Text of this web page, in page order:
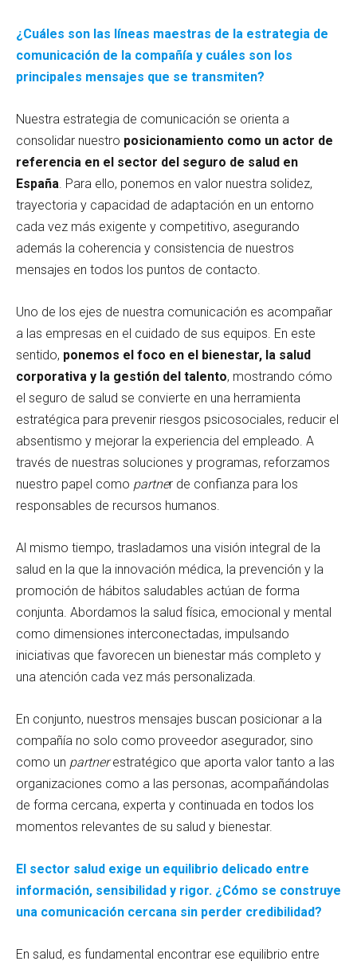
¿Cuáles son las líneas maestras de la estrategia de
comunicación de la compañía y cuáles son los
principales mensajes que se transmiten?
Nuestra estrategia de comunicación se orienta a
consolidar nuestro posicionamiento como un actor de
referencia en el sector del seguro de salud en
España . Para ello, ponemos en valor nuestra solidez,
trayectoria y capacidad de adaptación en un entorno
cada vez más exigente y competitivo, asegurando
además la coherencia y consistencia de nuestros
mensajes en todos los puntos de contacto.
Uno de los ejes de nuestra comunicación es acompañar
a las empresas en el cuidado de sus equipos. En este
sentido, ponemos el foco en el bienestar, la salud
corporativa y la gestión del talento, mostrando cómo
el seguro de salud se convierte en una herramienta
estratégica para prevenir riesgos psicosociales, reducir el
absentismo y mejorar la experiencia del empleado. A
través de nuestras soluciones y programas, reforzamos
nuestro papel como partner de confianza para los
responsables de recursos humanos.
Al mismo tiempo, trasladamos una visión integral de la
salud en la que la innovación médica, la prevención y la
promoción de hábitos saludables actúan de forma
conjunta. Abordamos la salud física, emocional y mental
como dimensiones interconectadas, impulsando
iniciativas que favorecen un bienestar más completo y
una atención cada vez más personalizada.
En conjunto, nuestros mensajes buscan posicionar a la
compañía no solo como proveedor asegurador, sino
como un partnerestratégico que aporta valor tanto a las
organizaciones como a las personas, acompañándolas
de forma cercana, experta y continuada en todos los
momentos relevantes de su salud y bienestar.
El sector salud exige un equilibrio delicado entre
información, sensibilidad y rigor. ¿Cómo se construye
una comunicación cercana sin perder credibilidad?
En salud, es fundamental encontrar ese equilibrio entre